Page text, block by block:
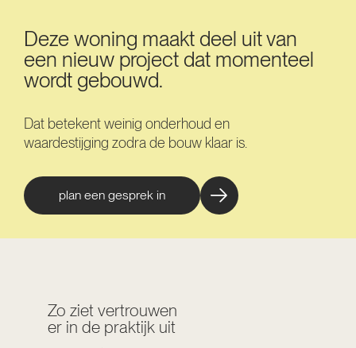
Deze woning maakt deel uit van
een nieuw project dat momenteel
wordt gebouwd.
Dat betekent weinig onderhoud en
waardestijging zodra de bouw klaar is.
plan een gesprek in
Zo ziet vertrouwen
er in de praktijk uit